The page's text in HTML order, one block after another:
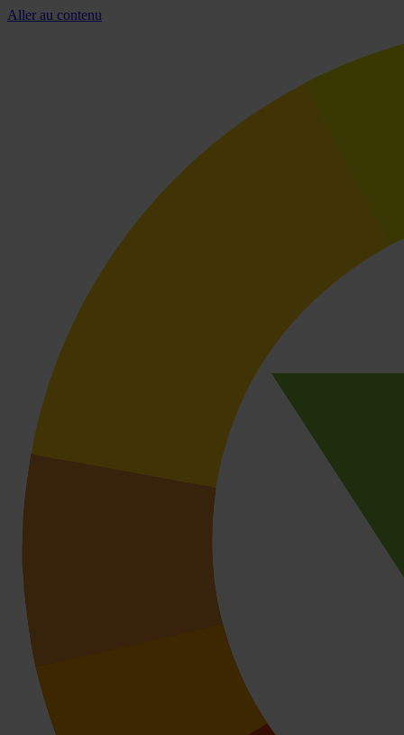
Aller au contenu